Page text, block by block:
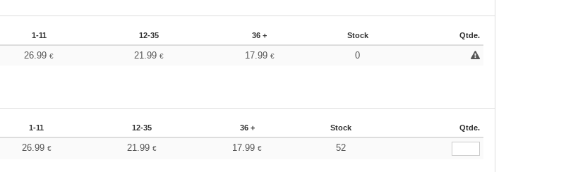
1-11 12-35 36 + Stock Qtde.
26.99€ 21.99€ 17.99 € 0
1-11 12-35 36 + Stock Qtde.
26.99 € 21.99 € 17.99€ 52